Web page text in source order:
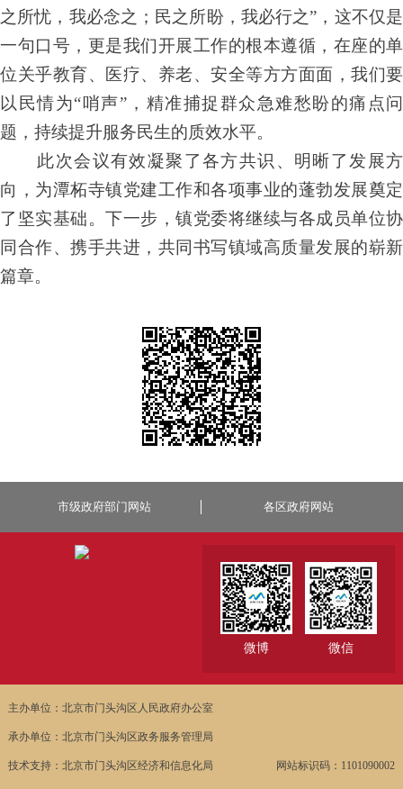
之所忧，我必念之；民之所盼，我必行之”，这不仅是
一句口号，更是我们开展工作的根本遵循，在座的单
位关乎教育、医疗、养老、安全等方方面面，我们要
以民情为“哨声”，精准捕捉群众急难愁盼的痛点问
题，持续提升服务民生的质效水平。
此次会议有效凝聚了各方共识、明晰了发展方
向，为潭柘寺镇党建工作和各项事业的蓬勃发展奠定
了坚实基础。下一步，镇党委将继续与各成员单位协
同合作、携手共进，共同书写镇域高质量发展的崭新
篇章。
市级政府部门网站 各区政府网站
微博 微信
主办单位：北京市门头沟区人民政府办公室
承办单位：北京市门头沟区政务服务管理局
技术支持：北京市门头沟区经济和信息化局 网站标识码：1101090002